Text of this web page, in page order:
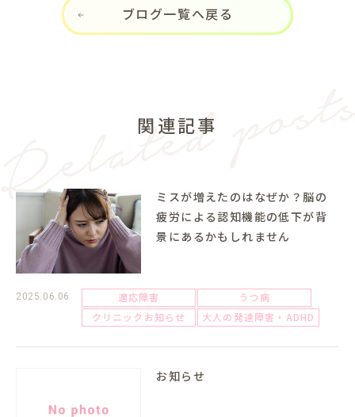
ブログ一覧へ戻る
関連記事
ミスが増えたのはなぜか？脳の
疲労による認知機能の低下が背
景にあるかもしれません
2025.06.06 適応障害
うつ病
クリニックお知らせ
大人の発達障害・ADHD
お知らせ